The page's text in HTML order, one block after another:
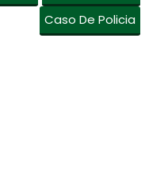
Caso De Policia